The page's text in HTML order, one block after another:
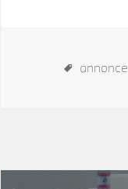
annonce